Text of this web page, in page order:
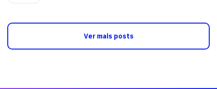
Ver mais posts